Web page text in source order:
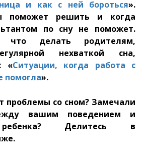
и как с ней бороться».
поможет решить и когда
по сну не поможет.
что делать родителям,
нехваткой сна,
«Ситуации, когда работа с
помогла».
проблемы со сном? Замечали
вашим поведением и
Делитесь в